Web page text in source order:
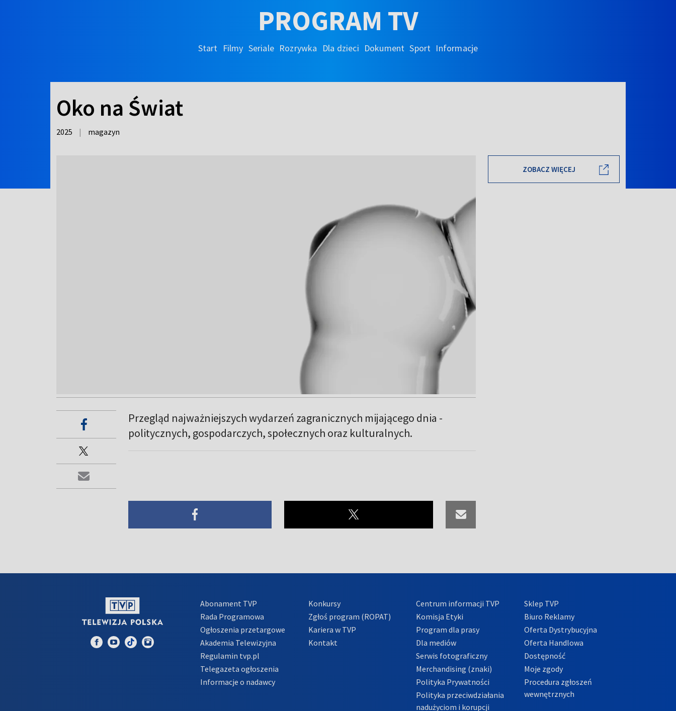
PROGRAM TV
Start Filmy Seriale Rozrywka Dla dzieci Dokument Sport Informacje
Oko na Świat
2025 | magazyn
Przegląd najważniejszych wydarzeń zagranicznych mijającego dnia -
politycznych, gospodarczych, społecznych oraz kulturalnych.
ZOBACZ WIĘCEJ
Abonament TVP
Rada Programowa
Ogłoszenia przetargowe
Akademia Telewizyjna
Regulamin tvp.pl
Telegazeta ogłoszenia
Informacje o nadawcy
Konkursy
Zgłoś program (ROPAT)
Kariera w TVP
Kontakt
Centrum informacji TVP
Komisja Etyki
Program dla prasy
Dla mediów
Serwis fotograficzny
Merchandising (znaki)
Polityka Prywatności
Polityka przeciwdziałania
nadużyciom i korupcji
Sklep TVP
Biuro Reklamy
Oferta Dystrybucyjna
Oferta Handlowa
Dostępność
Moje zgody
Procedura zgłoszeń
wewnętrznych